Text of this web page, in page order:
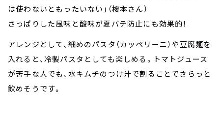
は使わないともったいない」（榎本さん）
さっぱりした風味と酸味が夏バテ防止にも効果的！
アレンジとして、細めのパスタ（カッペリーニ）や豆腐麺を
入れると、冷製パスタとしても楽しめる。トマトジュース
が苦手な人でも、水キムチのつけ汁で割ることでさらっと
飲めそうです。